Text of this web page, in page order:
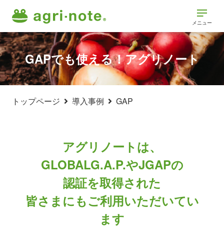
メニュー
GAPでも使える！アグリノート
トップページ 導入事例 GAP
アグリノートは、
GLOBALG.A.P.やJGAPの
認証を取得された
皆さまにもご利用いただいてい
ます